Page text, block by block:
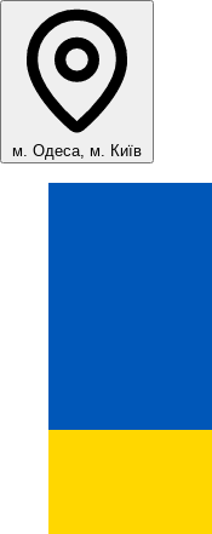
м. Одеса, м. Київ